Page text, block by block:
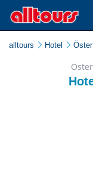
alltours Hotel